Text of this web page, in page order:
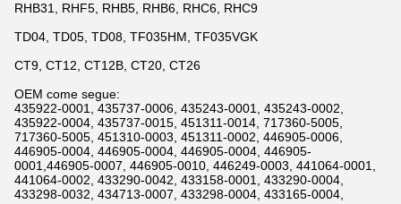
RHB31, RHF5, RHB5, RHB6, RHC6, RHC9
TD04, TD05, TD08, TF035HM, TF035VGK
CT9, CT12, CT12B, CT20, CT26
OEM come segue:
435922-0001, 435737-0006, 435243-0001, 435243-0002,
435922-0004, 435737-0015, 451311-0014, 717360-5005,
717360-5005, 451310-0003, 451311-0002, 446905-0006,
446905-0004, 446905-0004, 446905-0004, 446905-
0001,446905-0007, 446905-0010, 446249-0003, 441064-0001,
441064-0002, 433290-0042, 433158-0001, 433290-0004,
433298-0032, 434713-0007, 433298-0004, 433165-0004,